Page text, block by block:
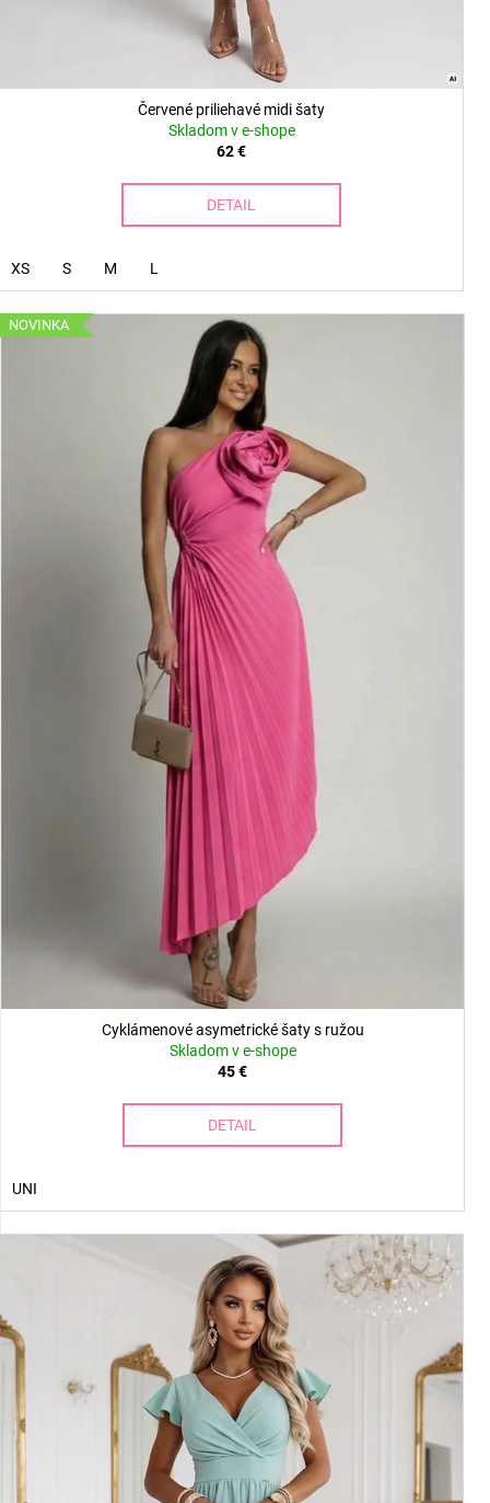
Červené priliehavé midi šaty
Skladom v e-shope
62 €
DETAIL
XS S M L
NOVINKA
Cyklámenové asymetrické šaty s ružou
Skladom v e-shope
45 €
DETAIL
UNI